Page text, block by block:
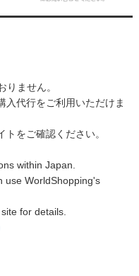
りません。
入代行をご利用いただけま
をご確認ください。
within Japan.
use WorldShopping's
for details.